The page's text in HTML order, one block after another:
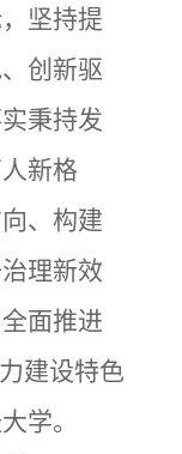
坚持提
创新驱
秉持发
新格
、构建
理新效
面推进
建设特色
学。